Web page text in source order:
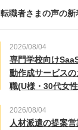
転職者さまの声の新
2026/08/04
専門学校向け
動作成サービス
職(U様・30代女
2026/08/04
人材派遣の提案